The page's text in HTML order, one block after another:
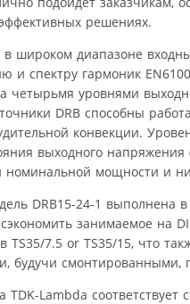
решениях.
широком диапазоне
и спектру гармоник
четырьмя уровнями
DRB способны
конвекции.
выходного
номинальной мощности и
DRB15-24-1 выполнена
занимаемое на
TS35/7.5 or TS35/15, что
будучи смонтированными,
TDK-Lambda